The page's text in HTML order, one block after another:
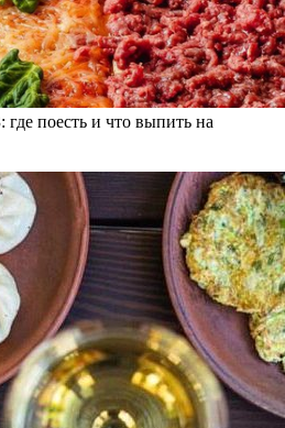
поесть и что выпить на